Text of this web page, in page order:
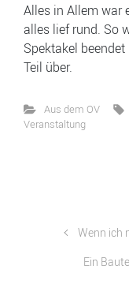
Alles in Allem war
alles lief rund. So
Spektakel
Teil über.
Aus dem OV
Veranstaltung
Wenn ich
Ein